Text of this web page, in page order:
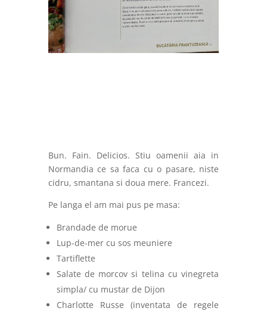
Bun. Fain. Delicios. Stiu oamenii aia in
Normandia ce sa faca cu o pasare, niste
cidru, smantana si doua mere. Francezi.
Pe langa el am mai pus pe masa:
Brandade de morue
Lup-de-mer cu sos meuniere
Tartiflette
Salate de morcov si telina cu vinegreta
simpla/ cu mustar de Dijon
Charlotte Russe (inventata de regele